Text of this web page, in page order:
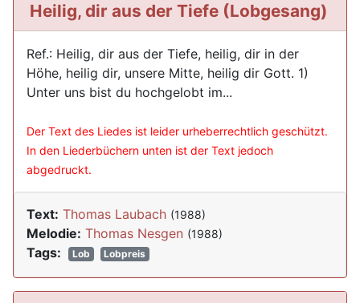
Heilig, dir aus der Tiefe (Lobgesang)
Ref.: Heilig, dir aus der Tiefe, heilig, dir in der
Höhe, heilig dir, unsere Mitte, heilig dir Gott. 1)
Unter uns bist du hochgelobt im...
Der Text des Liedes ist leider urheberrechtlich geschützt.
In den Liederbüchern unten ist der Text jedoch
abgedruckt.
Text: Thomas Laubach (1988)
Melodie: Thomas Nesgen (1988)
Tags: Lob Lobpreis